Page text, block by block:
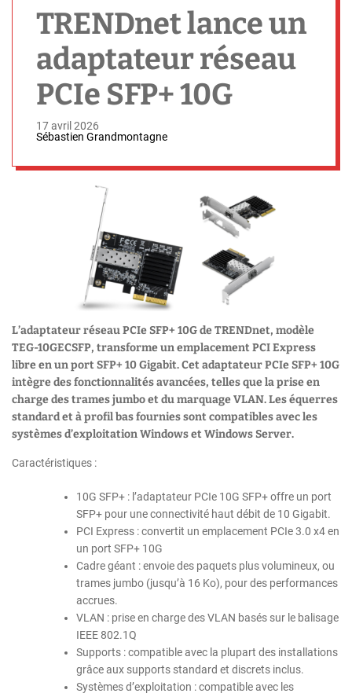
TRENDnet lance un
adaptateur réseau
PCIe SFP+ 10G
17 avril 2026
Sébastien Grandmontagne
L’adaptateur réseau PCIe SFP+ 10G de TRENDnet, modèle
TEG-10GECSFP, transforme un emplacement PCI Express
libre en un port SFP+ 10 Gigabit. Cet adaptateur PCIe SFP+ 10G
intègre des fonctionnalités avancées, telles que la prise en
charge des trames jumbo et du marquage VLAN. Les équerres
standard et à profil bas fournies sont compatibles avec les
systèmes d’exploitation Windows et Windows Server.
Caractéristiques :
10G SFP+ : l’adaptateur PCIe 10G SFP+ offre un port
SFP+ pour une connectivité haut débit de 10 Gigabit.
PCI Express : convertit un emplacement PCIe 3.0 x4 en
un port SFP+ 10G
Cadre géant : envoie des paquets plus volumineux, ou
trames jumbo (jusqu’à 16 Ko), pour des performances
accrues.
VLAN : prise en charge des VLAN basés sur le balisage
IEEE 802.1Q
Supports : compatible avec la plupart des installations
grâce aux supports standard et discrets inclus.
Systèmes d’exploitation : compatible avec les